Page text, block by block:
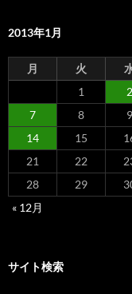
2013年1月
月 火
1
2
7
8 9
14
15
21
22
28
29
« 12月
サイト検索